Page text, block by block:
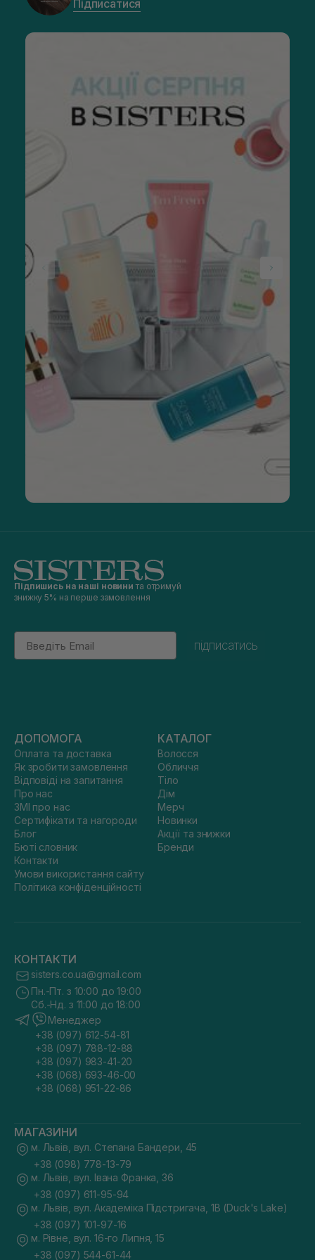
Підписатися
Підпишись на наші новини та отримуй
знижку 5% на перше замовлення
Email
підписатись
ДОПОМОГА
Оплата та доставка
Як зробити замовлення
Відповіді на запитання
Про нас
ЗМІ про нас
Сертифікати та нагороди
Блог
Бюті словник
Контакти
Умови використання сайту
Політика конфіденційності
КАТАЛОГ
Волосся
Обличчя
Тіло
Дім
Мерч
Новинки
Акції та знижки
Бренди
КОНТАКТИ
sisters.co.ua@gmail.com
Пн.-Пт. з 10:00 до 19:00
Сб.-Нд. з 11:00 до 18:00
Менеджер
+38 (097) 612-54-81
+38 (097) 788-12-88
+38 (097) 983-41-20
+38 (068) 693-46-00
+38 (068) 951-22-86
МАГАЗИНИ
м. Львів, вул. Степана Бандери, 45
+38 (098) 778-13-79
м. Львів, вул. Івана Франка, 36
+38 (097) 611-95-94
м. Львів, вул. Академіка Підстригача, 1В (Duck's Lake)
+38 (097) 101-97-16
м. Рівне, вул. 16-го Липня, 15
+38 (097) 544-61-44